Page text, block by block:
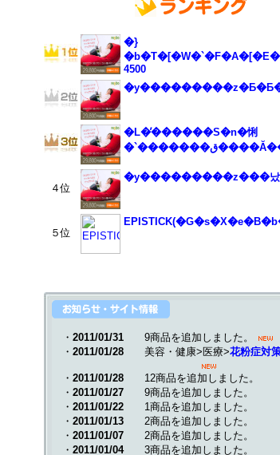
�}
4500
�L�̓������S�n�悧
�y���������z���났
４位
５位
・ 2011/01/319商品を追加しました。
・ 2011/01/28美容・健康>医療>花粉症対
・ 2011/01/2812商品を追加しました。
・ 2011/01/279商品を追加しました。
・ 2011/01/221商品を追加しました。
・ 2011/01/132商品を追加しました。
・ 2011/01/072商品を追加しました。
・ 2011/01/043商品を追加しました。